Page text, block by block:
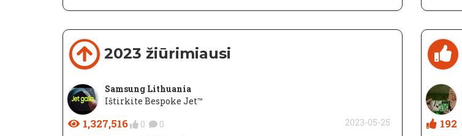
2023 žiūrimiausi
Samsung Lithuania
Ištirkite Bespoke Jet™
1,327,516 0 0
2023-05-25
192